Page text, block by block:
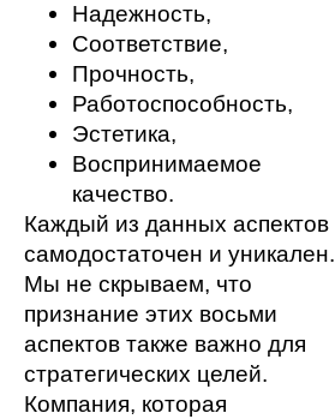
Надежность,
Соответствие,
Прочность,
Работоспособность,
Эстетика,
Воспринимаемое
качество.
Каждый из данных аспектов
самодостаточен и уникален.
Мы не скрываем, что
признание этих восьми
аспектов также важно для
стратегических целей.
Компания, которая